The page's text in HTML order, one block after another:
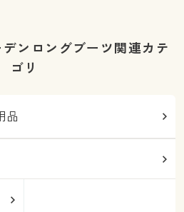
ンロングブーツ関連カテ
ゴリ
品